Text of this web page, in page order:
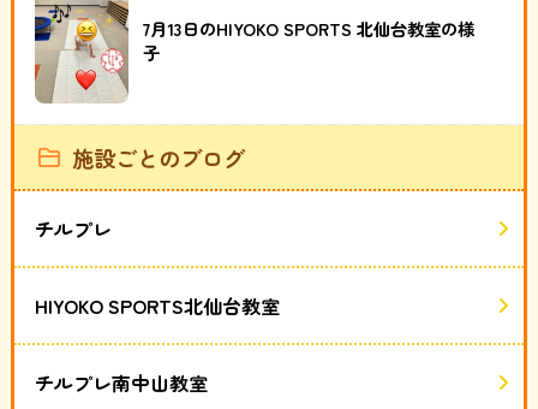
7月13日のHIYOKO SPORTS 北仙台教室の様
子
施設ごとのブログ
チルプレ
HIYOKO SPORTS北仙台教室
チルプレ南中山教室